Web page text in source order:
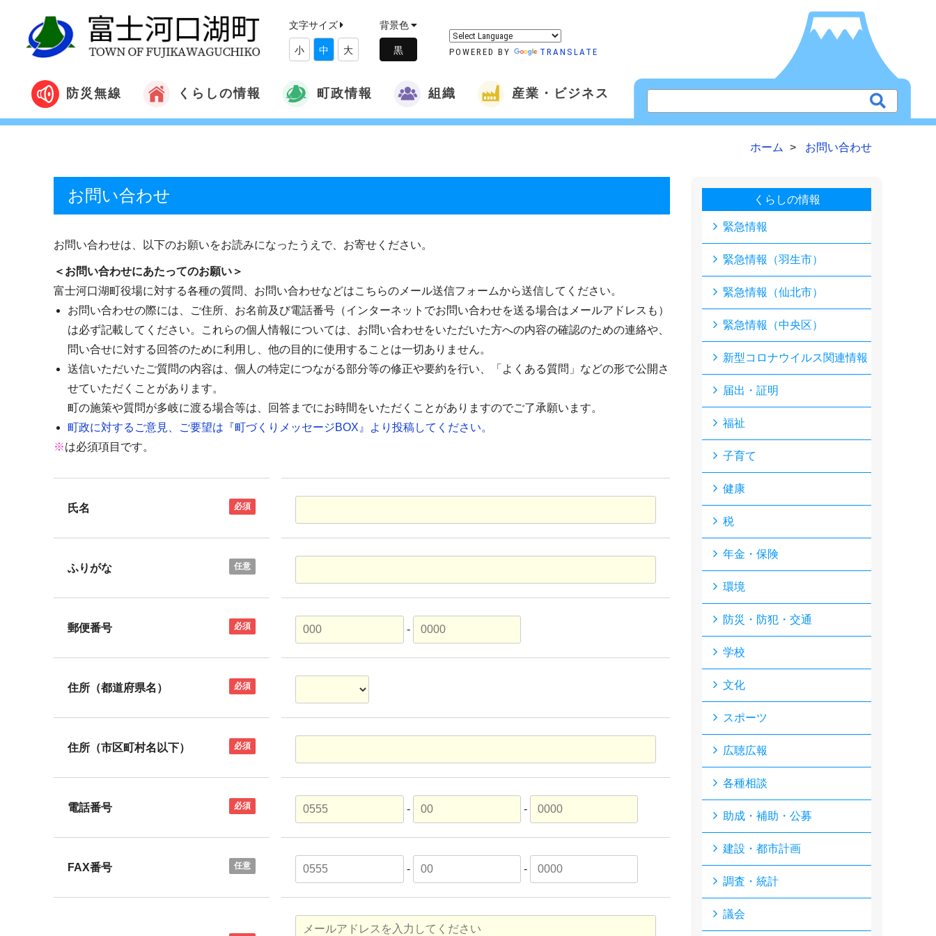
文字サイズ
小 中 大
背景色
POWERED BY TRANSLATE
防災無線 くらしの情報 町政情報 組織 産業・ビジネス
ホーム お問い合わせ
お問い合わせ
お問い合わせは、以下のお願いをお読みになったうえで、お寄せください。
＜お問い合わせにあたってのお願い＞
富士河口湖町役場に対する各種の質問、お問い合わせなどはこちらのメール送信フォームから送信してください。
お問い合わせの際には、ご住所、お名前及び電話番号（インターネットでお問い合わせを送る場合はメールアドレスも）
は必ず記載してください。これらの個人情報については、お問い合わせをいただいた方への内容の確認のための連絡や、
問い合せに対する回答のために利用し、他の目的に使用することは一切ありません。
送信いただいたご質問の内容は、個人の特定につながる部分等の修正や要約を行い、「よくある質問」などの形で公開さ
せていただくことがあります。
町の施策や質問が多岐に渡る場合等は、回答までにお時間をいただくことがありますのでご了承願います。
町政に対するご意見、ご要望は『町づくりメッセージBOX』より投稿してください。
※は必須項目です。
氏名 必須
ふりがな 任意
郵便番号 必須 -
住所（都道府県名） 必須
住所（市区町村名以下） 必須
電話番号 必須 - -
FAX番号 任意 - -
くらしの情報
緊急情報
緊急情報（羽生市）
緊急情報（仙北市）
緊急情報（中央区）
新型コロナウイルス関連情報
届出・証明
福祉
子育て
健康
税
年金・保険
環境
防災・防犯・交通
学校
文化
スポーツ
広聴広報
各種相談
助成・補助・公募
建設・都市計画
調査・統計
議会